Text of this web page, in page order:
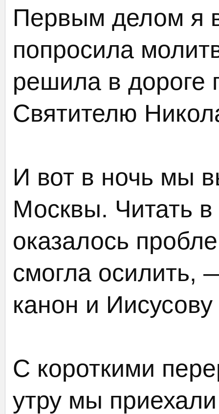
Первым делом я
попросила
решила в дороге
Святителю
И вот в ночь мы
Москвы. Читать
оказалось
смогла осилить,
канон и
С короткими
утру мы